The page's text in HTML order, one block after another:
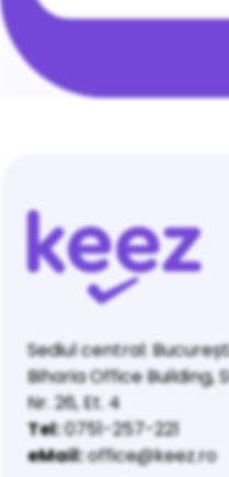
Sediul central:
Biharia Office Building,
Nr. 26, Et. 4
Tel:0751-257-221
eMail:office@keez.ro